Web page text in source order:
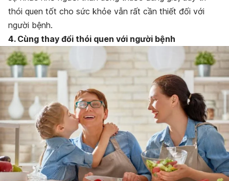
thói quen tốt cho sức khỏe vẫn rất cần thiết đối với
người bệnh.
4. Cùng thay đổi thói quen với người bệnh